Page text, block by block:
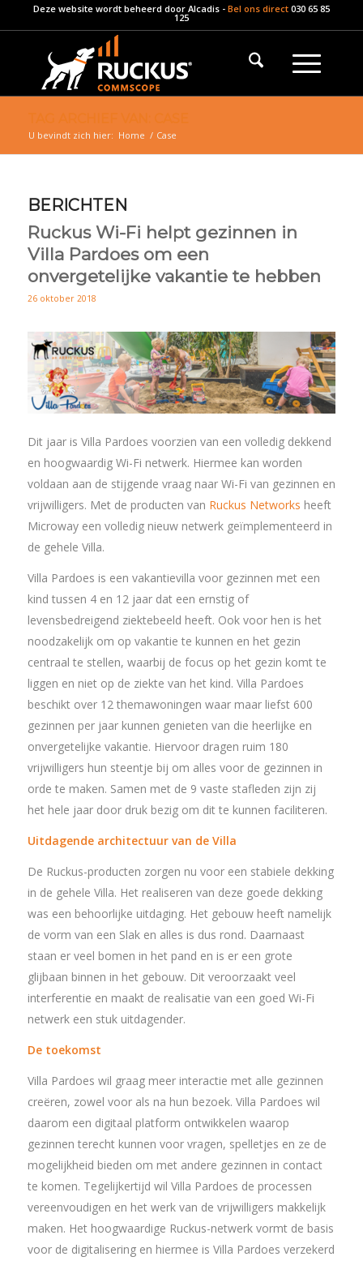
Deze website wordt beheerd door Alcadis- Bel ons direct 030 65 85
125
U bevindt zich hier: Home / Case
BERICHTEN
Ruckus Wi-Fi helpt gezinnen in
Villa Pardoes om een
onvergetelijke vakantie te hebben
26 oktober 2018
Dit jaar is Villa Pardoes voorzien van een volledig dekkend
en hoogwaardig Wi-Fi netwerk. Hiermee kan worden
voldaan aan de stijgende vraag naar Wi-Fi van gezinnen en
vrijwilligers. Met de producten van Ruckus Networks heeft
Microway een volledig nieuw netwerk geïmplementeerd in
de gehele Villa.
Villa Pardoes is een vakantievilla voor gezinnen met een
kind tussen 4 en 12 jaar dat een ernstig of
levensbedreigend ziektebeeld heeft. Ook voor hen is het
noodzakelijk om op vakantie te kunnen en het gezin
centraal te stellen, waarbij de focus op het gezin komt te
liggen en niet op de ziekte van het kind. Villa Pardoes
beschikt over 12 themawoningen waar maar liefst 600
gezinnen per jaar kunnen genieten van die heerlijke en
onvergetelijke vakantie. Hiervoor dragen ruim 180
vrijwilligers hun steentje bij om alles voor de gezinnen in
orde te maken. Samen met de 9 vaste stafleden zijn zij
het hele jaar door druk bezig om dit te kunnen faciliteren.
Uitdagende architectuur van de Villa
De Ruckus-producten zorgen nu voor een stabiele dekking
in de gehele Villa. Het realiseren van deze goede dekking
was een behoorlijke uitdaging. Het gebouw heeft namelijk
de vorm van een Slak en alles is dus rond. Daarnaast
staan er veel bomen in het pand en is er een grote
glijbaan binnen in het gebouw. Dit veroorzaakt veel
interferentie en maakt de realisatie van een goed Wi-Fi
netwerk een stuk uitdagender.
De toekomst
Villa Pardoes wil graag meer interactie met alle gezinnen
creëren, zowel voor als na hun bezoek. Villa Pardoes wil
daarom een digitaal platform ontwikkelen waarop
gezinnen terecht kunnen voor vragen, spelletjes en ze de
mogelijkheid bieden om met andere gezinnen in contact
te komen. Tegelijkertijd wil Villa Pardoes de processen
vereenvoudigen en het werk van de vrijwilligers makkelijk
maken. Het hoogwaardige Ruckus-netwerk vormt de basis
voor de digitalisering en hiermee is Villa Pardoes verzekerd